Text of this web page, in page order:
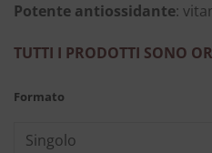
Potente antiossidante:
TUTTI I PRODOTTI SONO
Formato